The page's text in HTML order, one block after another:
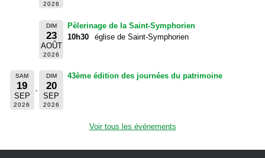
2026
DIM
23
AOÛT
2026
Pèlerinage de la Saint-Symphorien
10h30
église de Saint-Symphorien
SAM
19
SEP
2026
DIM
20
SEP
2026
43ème édition des journées du patrimoine
Voir tous les événements